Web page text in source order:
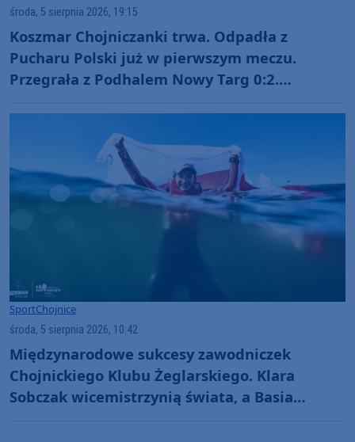
środa, 5 sierpnia 2026, 19:15
Koszmar Chojniczanki trwa. Odpadła z
Pucharu Polski już w pierwszym meczu.
Przegrała z Podhalem Nowy Targ 0:2.
SportChojnice
środa, 5 sierpnia 2026, 10:42
Międzynarodowe sukcesy zawodniczek
Chojnickiego Klubu Żeglarskiego. Klara
Sobczak wicemistrzynią świata, a Basia